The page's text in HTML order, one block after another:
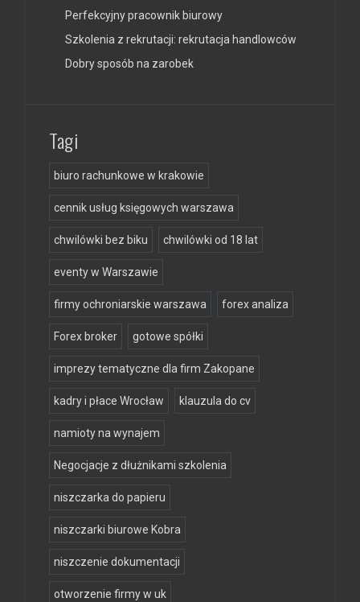
Perfekcyjny pracownik biurowy
Szkolenia z rekrutacji: rekrutacja handlowców
Dobry sposób na zarobek
Tagi
biuro rachunkowe w krakowie
cennik usług księgowych warszawa
chwilówki bez biku chwilówki od 18 lat
eventy w Warszawie
firmy ochroniarskie warszawa forex analiza
Forex broker gotowe spółki
imprezy tematyczne dla firm Zakopane
kadry i płace Wrocław klauzula do cv
namioty na wynajem
Negocjacje z dłużnikami szkolenia
niszczarka do papieru
niszczarki biurowe Kobra
niszczenie dokumentacji
otworzenie firmy w uk